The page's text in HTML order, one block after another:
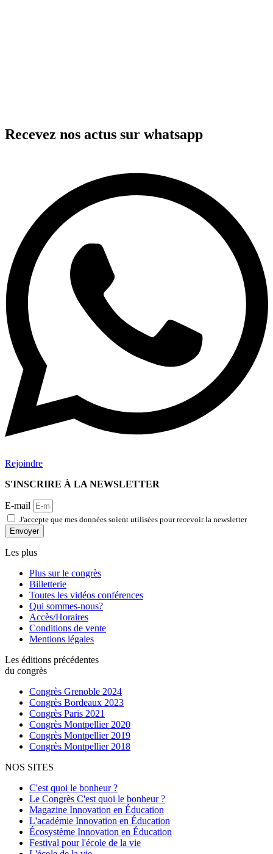
Recevez nos actus sur whatsapp
Rejoindre
S'INSCRIRE À LA NEWSLETTER
E-mail
J'accepte que mes données soient utilisées pour recevoir la newsletter
Envoyer
Les plus
Plus sur le congrès
Billetterie
Toutes les vidéos conférences
Qui sommes-nous?
Accès/Horaires
Conditions de vente
Mentions légales
Les éditions précédentes
du congrès
Congrès Grenoble 2024
Congrès Bordeaux 2023
Congrès Paris 2021
Congrès Montpellier 2020
Congrès Montpellier 2019
Congrès Montpellier 2018
NOS SITES
C'est quoi le bonheur ?
Le Congrès C'est quoi le bonheur ?
Magazine Innovation en Éducation
L'académie Innovation en Éducation
Écosystème Innovation en Éducation
Festival pour l'école de la vie